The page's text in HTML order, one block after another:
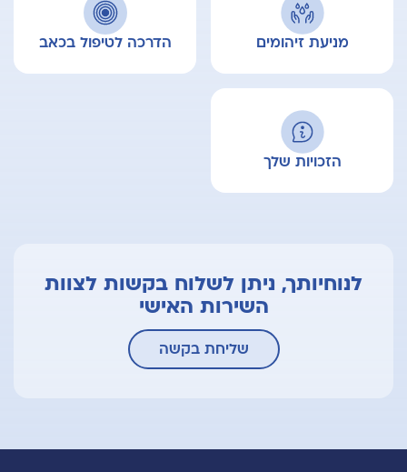
מניעת זיהומים הדרכה לטיפול בכאב
הזכויות שלך
לנוחיותך, ניתן לשלוח בקשות לצוות
השירות האישי
שליחת בקשה